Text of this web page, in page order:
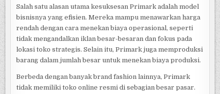
Salah satu alasan utama kesuksesan Primark adalah model
bisnisnya yang efisien. Mereka mampu menawarkan harga
rendah dengan cara menekan biaya operasional, seperti
tidak mengandalkan iklan besar-besaran dan fokus pada
lokasi toko strategis. Selain itu, Primark juga memproduksi
barang dalam jumlah besar untuk menekan biaya produksi.
Berbeda dengan banyak brand fashion lainnya, Primark
tidak memiliki toko online resmi di sebagian besar pasar.